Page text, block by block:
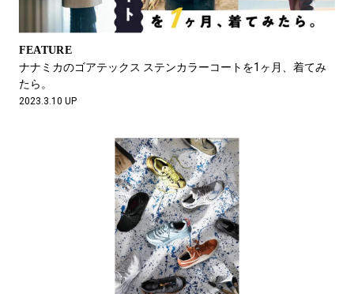
FEATURE
ナナミカのゴアテックス ステンカラーコートを1ヶ月、着てみ
たら。
2023.3.10 UP